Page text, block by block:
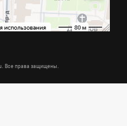
Все права защищены.